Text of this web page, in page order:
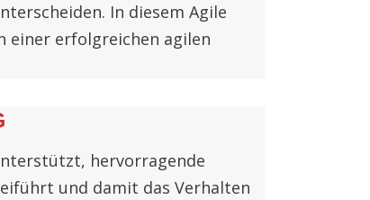
In diesem Agile
einer erfolgreichen agilen
hervorragende
und damit das Verhalten